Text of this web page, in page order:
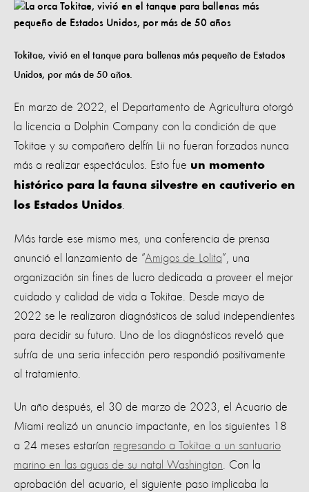
Tokitae, vivió en el tanque para ballenas más pequeño de Estados
Unidos, por más de 50 años.
En marzo de 2022, el Departamento de Agricultura otorgó
la licencia a Dolphin Company con la condición de que
Tokitae y su compañero delfín Lii no fueran forzados nunca
más a realizar espectáculos. Esto fue un momento
histórico para la fauna silvestre en cautiverio en
los Estados Unidos.
Más tarde ese mismo mes, una conferencia de prensa
anunció el lanzamiento de “Amigos de Lolita”, una
organización sin fines de lucro dedicada a proveer el mejor
cuidado y calidad de vida a Tokitae. Desde mayo de
2022 se le realizaron diagnósticos de salud independientes
para decidir su futuro. Uno de los diagnósticos reveló que
sufría de una seria infección pero respondió positivamente
al tratamiento.
Un año después, el 30 de marzo de 2023, el Acuario de
Miami realizó un anuncio impactante, en los siguientes 18
a 24 meses estarían regresando a Tokitae a un santuario
marino en las aguas de su natal Washington. Con la
aprobación del acuario, el siguiente paso implicaba la